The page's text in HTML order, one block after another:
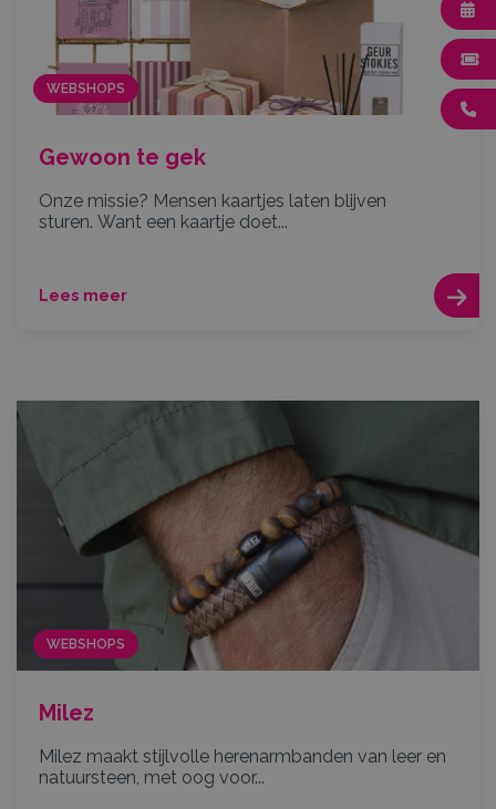
WEBSHOPS
Gewoon te gek
Onze missie? Mensen kaartjes laten blijven
sturen. Want een kaartje doet...
Lees meer
WEBSHOPS
Milez
Milez maakt stijlvolle herenarmbanden van leer en
natuursteen, met oog voor...